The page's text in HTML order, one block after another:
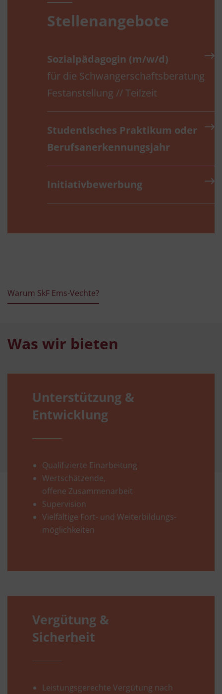
Stellenangebote
Sozialpädagogin (m/w/d)
für die Schwangerschaftsberatung
Festanstellung // Teilzeit
Studentisches Praktikum oder
Berufs­anerkennungs­jahr
Initiativbewerbung
Warum SkF Ems-Vechte?
Was wir bieten
Unterstützung &
Entwicklung
Qualifizierte Einarbeitung
Wertschätzende,
offene Zusammenarbeit
Supervision
Vielfältige Fort- und Weiterbildungs-
möglichkeiten
Vergütung &
Sicherheit
Leistungsgerechte Vergütung nach